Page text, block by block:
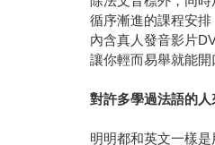
循序漸進的課程安排
內含真人發音影片
讓你輕而易舉就能開
對許多學過法語的
明明都和英文一樣